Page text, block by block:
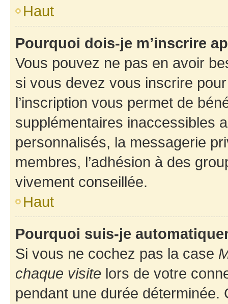
Haut
Pourquoi dois-je m’inscrire
Vous pouvez ne pas en avoir
si vous devez vous inscrire
l’inscription vous permet de
supplémentaires inaccessibles
personnalisés, la messagerie
membres, l’adhésion à des
vivement conseillée.
Haut
Pourquoi suis-je
Si vous ne cochez pas la case
chaque visite lors de votre
pendant une durée déterminée.